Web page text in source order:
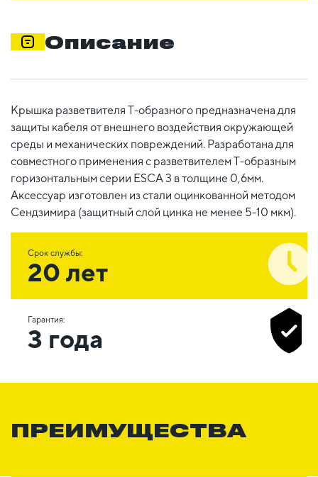
Описание
Крышка разветвителя Т-образного предназначена для
защиты кабеля от внешнего воздействия окружающей
среды и механических повреждений. Разработана для
совместного применения с разветвителем Т-образным
горизонтальным серии ESCA 3 в толщине 0,6мм.
Аксессуар изготовлен из стали оцинкованной методом
Сендзимира (защитный слой цинка не менее 5-10 мкм).
Срок службы:
20 лет
Гарантия:
3 года
ПРЕИМУЩЕСТВА